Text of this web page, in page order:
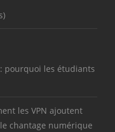
pourquoi les étudiants
les VPN ajoutent
chantage numérique